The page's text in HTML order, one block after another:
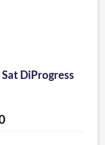
DiProgress
Il
prezzo